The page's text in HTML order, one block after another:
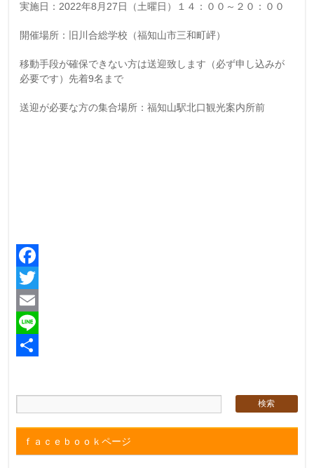
実施日：2022年8月27日（土曜日）１４：００～２０：００
開催場所：旧川合総学校（福知山市三和町岼）
移動手段が確保できない方は送迎致します（必ず申し込みが
必要です）先着9名まで
送迎が必要な方の集合場所：福知山駅北口観光案内所前
Facebook
Twitter
Email
Line
ｆａｃｅｂｏｏｋページ